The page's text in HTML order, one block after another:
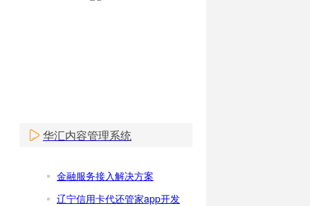
华汇内容管理系统
金融服务接入解决方案
辽宁信用卡代还管家app开发